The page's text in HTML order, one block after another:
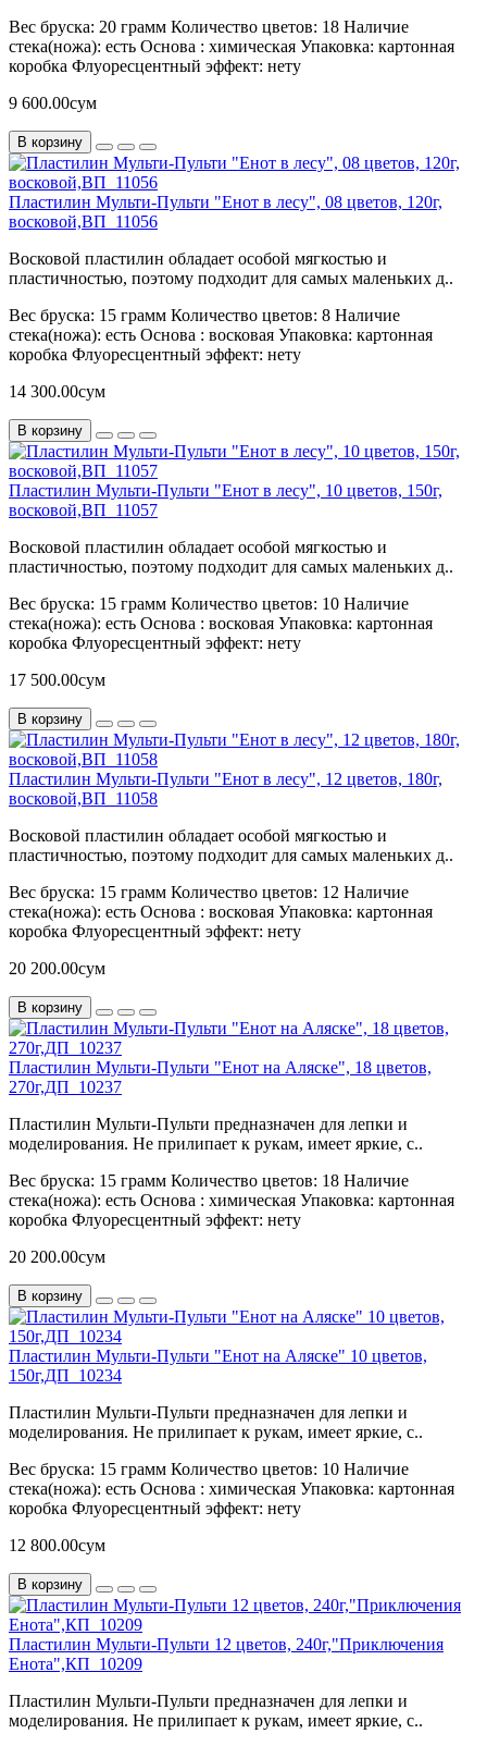
Вес бруска: 20 грамм Количество цветов: 18 Наличие
стека(ножа): есть Основа : химическая Упаковка: картонная
коробка Флуоресцентный эффект: нету
9 600.00сум
В корзину
Пластилин Мульти-Пульти "Енот в лесу", 08 цветов, 120г,
восковой,ВП_11056
Восковой пластилин обладает особой мягкостью и
пластичностью, поэтому подходит для самых маленьких д..
Вес бруска: 15 грамм Количество цветов: 8 Наличие
стека(ножа): есть Основа : восковая Упаковка: картонная
коробка Флуоресцентный эффект: нету
14 300.00сум
В корзину
Пластилин Мульти-Пульти "Енот в лесу", 10 цветов, 150г,
восковой,ВП_11057
Восковой пластилин обладает особой мягкостью и
пластичностью, поэтому подходит для самых маленьких д..
Вес бруска: 15 грамм Количество цветов: 10 Наличие
стека(ножа): есть Основа : восковая Упаковка: картонная
коробка Флуоресцентный эффект: нету
17 500.00сум
В корзину
Пластилин Мульти-Пульти "Енот в лесу", 12 цветов, 180г,
восковой,ВП_11058
Восковой пластилин обладает особой мягкостью и
пластичностью, поэтому подходит для самых маленьких д..
Вес бруска: 15 грамм Количество цветов: 12 Наличие
стека(ножа): есть Основа : восковая Упаковка: картонная
коробка Флуоресцентный эффект: нету
20 200.00сум
В корзину
Пластилин Мульти-Пульти "Енот на Аляске", 18 цветов,
270г,ДП_10237
Пластилин Мульти-Пульти предназначен для лепки и
моделирования. Не прилипает к рукам, имеет яркие, с..
Вес бруска: 15 грамм Количество цветов: 18 Наличие
стека(ножа): есть Основа : химическая Упаковка: картонная
коробка Флуоресцентный эффект: нету
20 200.00сум
В корзину
Пластилин Мульти-Пульти "Енот на Аляске" 10 цветов,
150г,ДП_10234
Пластилин Мульти-Пульти предназначен для лепки и
моделирования. Не прилипает к рукам, имеет яркие, с..
Вес бруска: 15 грамм Количество цветов: 10 Наличие
стека(ножа): есть Основа : химическая Упаковка: картонная
коробка Флуоресцентный эффект: нету
12 800.00сум
В корзину
Пластилин Мульти-Пульти 12 цветов, 240г,"Приключения
Енота",КП_10209
Пластилин Мульти-Пульти предназначен для лепки и
моделирования. Не прилипает к рукам, имеет яркие, с..